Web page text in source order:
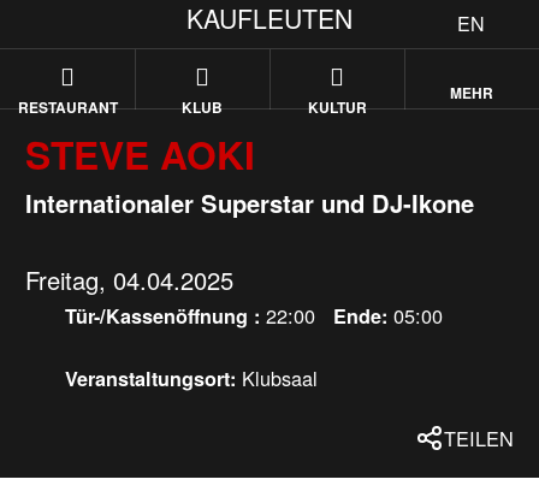
EN
KAUFLEUTEN
RESTAURANT KLUB KULTUR
MEHR
STEVE AOKI
Internationaler Superstar und DJ-Ikone
Freitag, 04.04.2025
Tür-/Kassenöffnung : 22:00 Ende: 05:00
Veranstaltungsort: Klubsaal
TEILEN